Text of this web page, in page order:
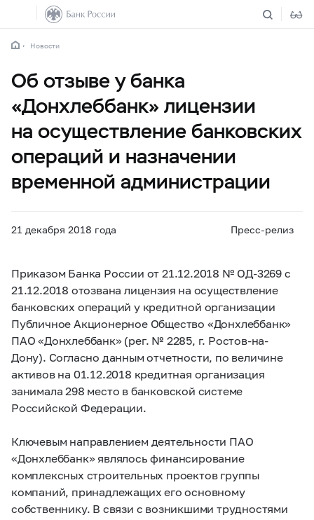
Новости
Об отзыве у банка
«Донхлеббанк» лицензии
на осуществление банковских
операций и назначении
временной администрации
21 декабря 2018 года Пресс-релиз
Приказом Банка России от 21.12.2018 № ОД-3269 с
21.12.2018 отозвана лицензия на осуществление
банковских операций у кредитной организации
Публичное Акционерное Общество «Донхлеббанк»
ПАО «Донхлеббанк» (рег. № 2285, г. Ростов-на-
Дону). Согласно данным отчетности, по величине
активов на 01.12.2018 кредитная организация
занимала 298 место в банковской системе
Российской Федерации.
Ключевым направлением деятельности ПАО
«Донхлеббанк» являлось финансирование
комплексных строительных проектов группы
компаний, принадлежащих его основному
собственнику. В связи с возникшими трудностями